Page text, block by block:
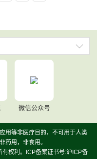
微信公众号
用等非医疗目的，不可用于人类
药用，非食用。
权利。ICP备案证书号:沪ICP备